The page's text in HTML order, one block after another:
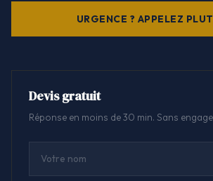
URGENCE ? APPELEZ
Devis gratuit
Réponse en moins de 30 min. Sans